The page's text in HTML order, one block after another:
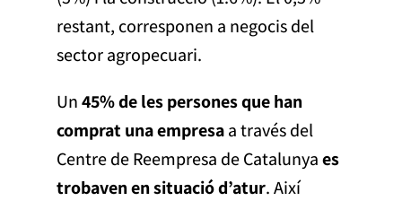
restant, corresponen a negocis del
sector agropecuari.
Un45% de les persones que han
comprat una empresaa través del
Centre de Reempresa de Catalunyaes
trobaven en situació d’atur. Així